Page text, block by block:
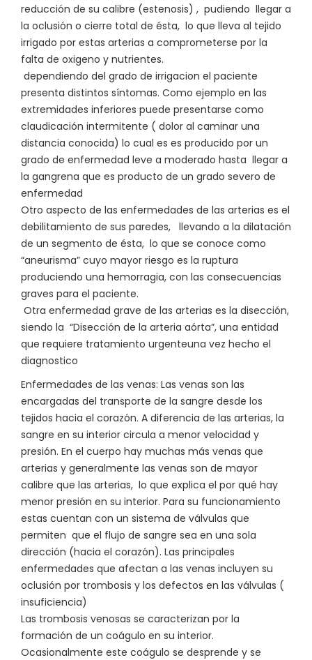
reducción de su calibre (estenosis) , pudiendo llegar a
la oclusión o cierre total de ésta, lo que lleva al tejido
irrigado por estas arterias a comprometerse por la
falta de oxigeno y nutrientes.
dependiendo del grado de irrigacion el paciente
presenta distintos síntomas. Como ejemplo en las
extremidades inferiores puede presentarse como
claudicación intermitente ( dolor al caminar una
distancia conocida) lo cual es es producido por un
grado de enfermedad leve a moderado hasta llegar a
la gangrena que es producto de un grado severo de
enfermedad
Otro aspecto de las enfermedades de las arterias es el
debilitamiento de sus paredes, llevando a la dilatación
de un segmento de ésta, lo que se conoce como
“aneurisma” cuyo mayor riesgo es la ruptura
produciendo una hemorragia, con las consecuencias
graves para el paciente.
Otra enfermedad grave de las arterias es la disección,
siendo la “Disección de la arteria aórta”, una entidad
que requiere tratamiento urgenteuna vez hecho el
diagnostico
Enfermedades de las venas: Las venas son las
encargadas del transporte de la sangre desde los
tejidos hacia el corazón. A diferencia de las arterias, la
sangre en su interior circula a menor velocidad y
presión. En el cuerpo hay muchas más venas que
arterias y generalmente las venas son de mayor
calibre que las arterias, lo que explica el por qué hay
menor presión en su interior. Para su funcionamiento
estas cuentan con un sistema de válvulas que
permiten que el flujo de sangre sea en una sola
dirección (hacia el corazón). Las principales
enfermedades que afectan a las venas incluyen su
oclusión por trombosis y los defectos en las válvulas (
insuficiencia)
Las trombosis venosas se caracterizan por la
formación de un coágulo en su interior.
Ocasionalmente este coágulo se desprende y se